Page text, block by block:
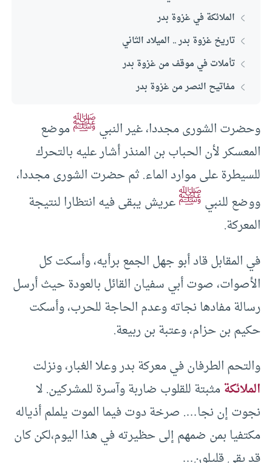
الملائكة في غزوة بدر
تاريخ غزوة بدر .. الميلاد الثاني
تأملات في موقف من غزوة بدر
مفاتيح النصر من غزوة بدر
وحضرت الشورى مجددا، غير النبيﷺموضع
المعسكر لأن الحباب بن المنذر أشار عليه بالتحرك
للسيطرة على موارد الماء. ثم حضرت الشورى مجددا،
ووضع للنبيﷺعريش يبقى فيه انتظارا لنتيجة
المعركة.
في المقابل قاد أبو جهل الجمع برأيه، وأسكت كل
الأصوات، صوت أبي سفيان القائل بالعودة حيث أرسل
رسالة مفادها نجاته وعدم الحاجة للحرب، وأسكت
حكيم بن حزام، وعتبة بن ربيعة.
والتحم الطرفان في معركة بدر وعلا الغبار، ونزلت
الملائكةمثبتة للقلوب ضاربة وآسرة للمشركين. لا
نجوت إن نجا…. صرخة دوت فيما الموت يلملم أذياله
مكتفيا بمن ضمهم إلى حظيرته في هذا اليوم،لكن كان